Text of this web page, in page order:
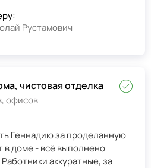
Рустамович
чистовая отделка
офисов
Геннадию за проделанную
в доме - всё выполнено
аккуратные, за